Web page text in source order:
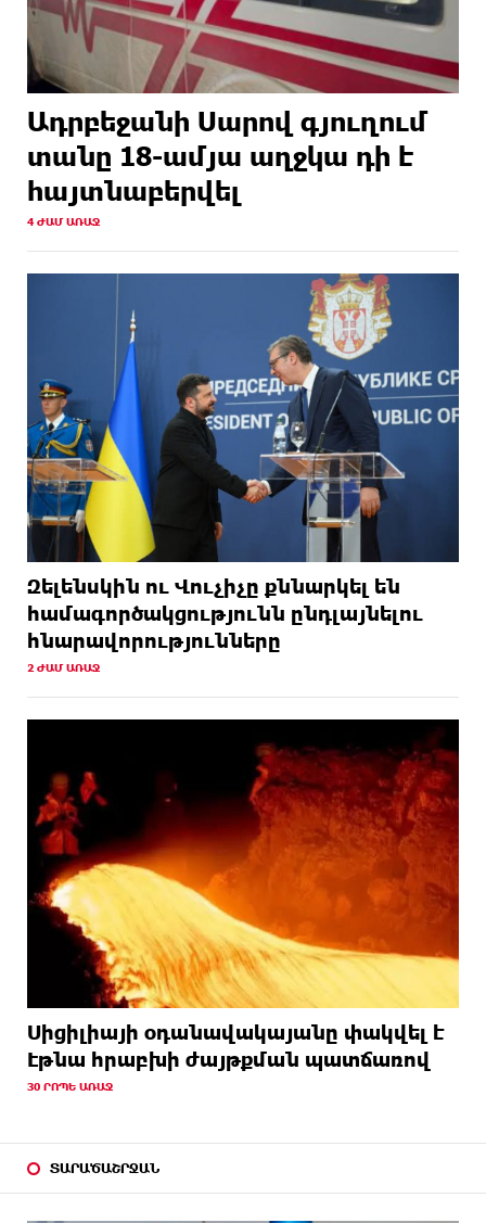
Ադրբեջանի Սարով գյուղում
տանը 18-ամյա աղջկա դի է
հայտնաբերվել
4 ԺԱՄ ԱՌԱՋ
Զելենսկին ու Վուչիչը քննարկել են
համագործակցությունն ընդլայնելու
հնարավորությունները
2 ԺԱՄ ԱՌԱՋ
Սիցիլիայի օդանավակայանը փակվել է
Էթնա հրաբխի ժայթքման պատճառով
30 ՐՈՊԵ ԱՌԱՋ
ՏԱՐԱԾԱՇՐՋԱՆ